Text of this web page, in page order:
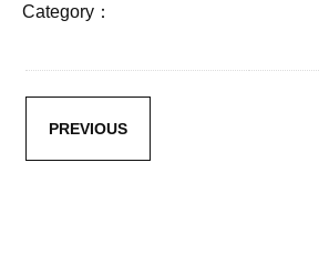
Category：
PREVIOUS